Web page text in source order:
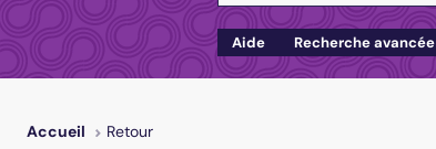
Aide Recherche avancée
Accueil Retour